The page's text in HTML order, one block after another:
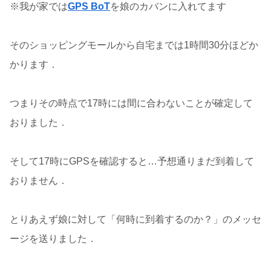
※我が家ではGPS BoTを娘のカバンに入れてます
そのショッピングモールから自宅までは1時間30分ほどか
かります．
つまりその時点で17時には間に合わないことが確定して
おりました．
そして17時にGPSを確認すると…予想通りまだ到着して
おりません．
とりあえず娘に対して「何時に到着するのか？」のメッセ
ージを送りました．